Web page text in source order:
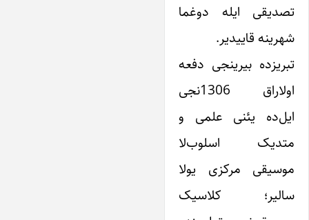
تصدیقی ایله دوغما
شهرینه قاییدیر.
تبریزده بیرینجی دفعه
اولاراق 1306نجی
ایل‌ده یئنی علمی و
متدیک اسلوب‌لا
موسیقی مرکزی یولا
سالیر؛ کلاسیک